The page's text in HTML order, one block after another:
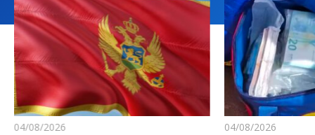
04/08/2026 04/08/2026